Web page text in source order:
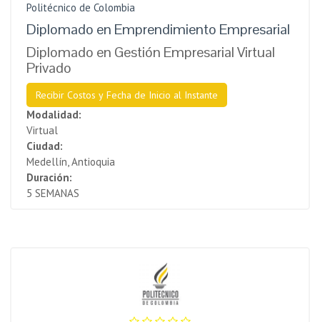
Politécnico de Colombia
Diplomado en Emprendimiento Empresarial
Diplomado en Gestión Empresarial Virtual
Privado
Recibir Costos y Fecha de Inicio al Instante
Modalidad:
Virtual
Ciudad:
Medellín, Antioquia
Duración:
5 SEMANAS